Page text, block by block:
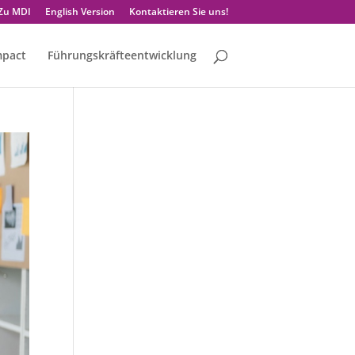
MDI English Version Kontaktieren Sie uns!
Führungskräfteentwicklung